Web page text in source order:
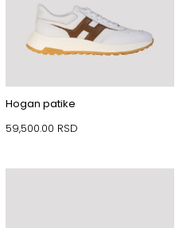
Hogan patike
59,500.00 RSD